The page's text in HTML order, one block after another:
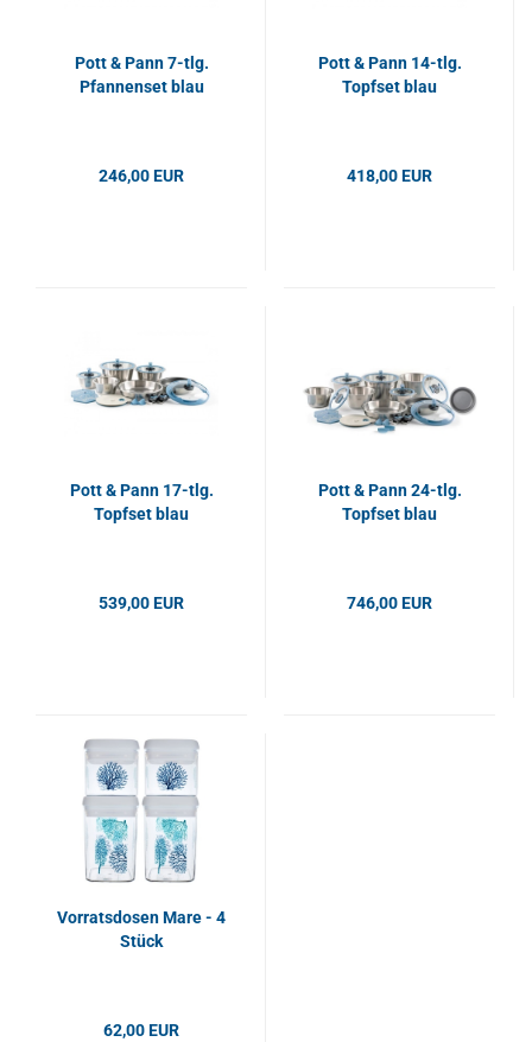
Pott & Pann 7-tlg.
Pfannenset blau
246,00 EUR
Pott & Pann 14-tlg.
Topfset blau
418,00 EUR
Pott & Pann 17-tlg.
Topfset blau
539,00 EUR
Pott & Pann 24-tlg.
Topfset blau
746,00 EUR
Vorratsdosen Mare - 4
Stück
62,00 EUR